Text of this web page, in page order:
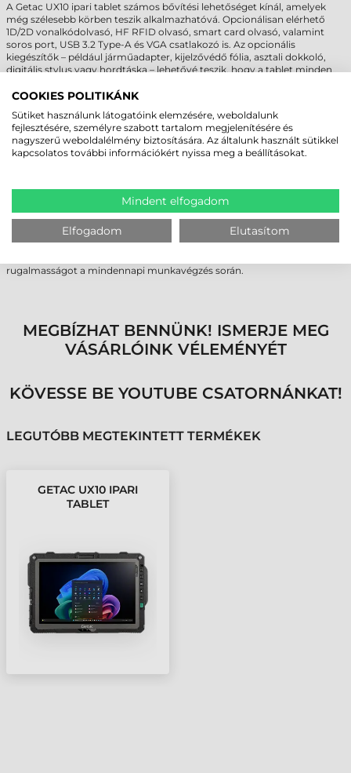
A Getac UX10 ipari tablet számos bővítési lehetőséget kínál, amelyek
még szélesebb körben teszik alkalmazhatóvá. Opcionálisan elérhető
1D/2D vonalkódolvasó, HF RFID olvasó, smart card olvasó, valamint
soros port, USB 3.2 Type-A és VGA csatlakozó is. Az opcionális
kiegészítők – például járműadapter, kijelzővédő fólia, asztali dokkoló,
digitális stylus vagy hordtáska – lehetővé teszik, hogy a tablet minden
SPECIÁLIS MODELLEK KÜLÖNLEGES
IGÉNYEKHEZ
A Getac UX10 ipari tablet több változatban is elérhető a különböző
tervezték, amely megfelel az ATEX és az IECEx szabványoknak is. Az
egészségügyi szektor számára pedig az UX10-IP változat kínál
megoldást, amely zárt billentyűzetével elősegíti a fertőzések
megelőzését és egyszerű tisztíthatóságot biztosít. Ez a modell
továbbfejlesztett biztonsági funkciókkal védi a bizalmas adatokat és
rugalmasságot a mindennapi munkavégzés során.
MEGBÍZHAT BENNÜNK! ISMERJE MEG
VÁSÁRLÓINK VÉLEMÉNYÉT
KÖVESSE BE YOUTUBE CSATORNÁNKAT!
LEGUTÓBB MEGTEKINTETT TERMÉKEK
GETAC UX10 IPARI
TABLET
COOKIES POLITIKÁNK
Sütiket használunk látogatóink elemzésére, weboldalunk
fejlesztésére, személyre szabott tartalom megjelenítésére és
nagyszerű weboldalélmény biztosítására. Az általunk használt sütikkel
kapcsolatos további információkért nyissa meg a beállításokat.
Mindent elfogadom
Elfogadom Elutasítom